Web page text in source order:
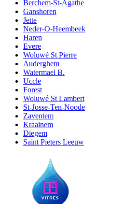
Berchem-St-Agathe
Ganshoren
Jette
Neder-O-Heembeek
Haren
Evere
Woluwé St Pierre
Auderghem
Watermael B.
Uccle
Forest
Woluwé St Lambert
St-Josse-Ten-Noode
Zaventem
Kraainem
Diegem
Saint Pieters Leeuw